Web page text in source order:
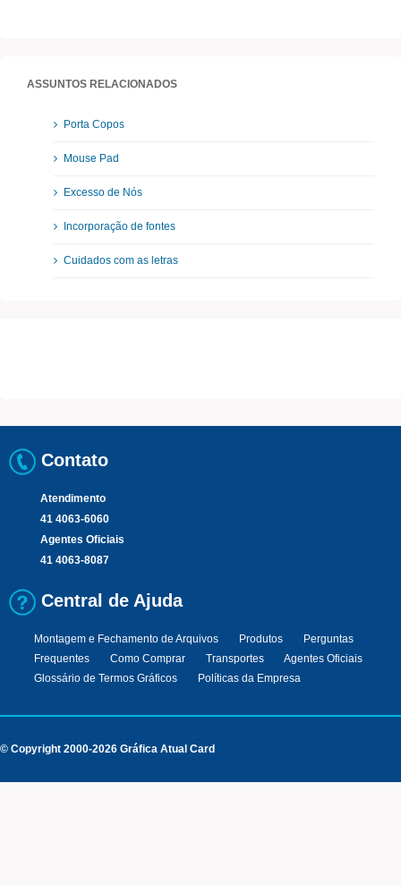
ASSUNTOS RELACIONADOS
Porta Copos
Mouse Pad
Excesso de Nós
Incorporação de fontes
Cuidados com as letras
Contato
Atendimento
41 4063-6060
Agentes Oficiais
41 4063-8087
Central de Ajuda
Montagem e Fechamento de Arquivos Produtos
Perguntas
Frequentes
Como Comprar Transportes
Agentes Oficiais
Glossário de Termos Gráficos
Políticas da Empresa
© Copyright 2000-2026 Gráfica Atual Card